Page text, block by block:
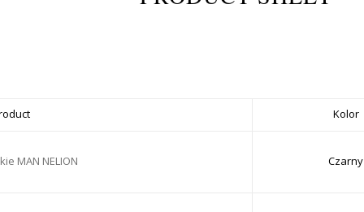
Kolor
MAN NELION Czarny